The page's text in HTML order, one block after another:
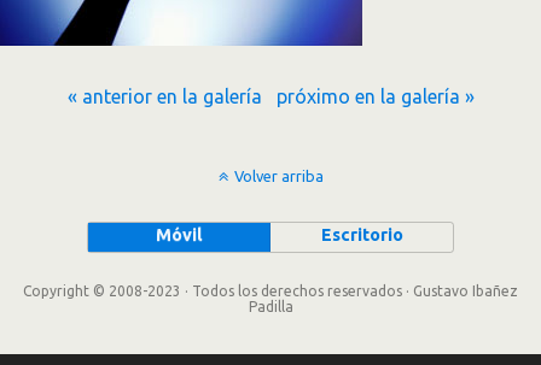
« anterior en la galería próximo en la galería »
Volver arriba
Móvil Escritorio
Copyright © 2008-2023 · Todos los derechos reservados · Gustavo Ibañez
Padilla